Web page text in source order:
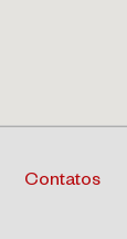
Contatos